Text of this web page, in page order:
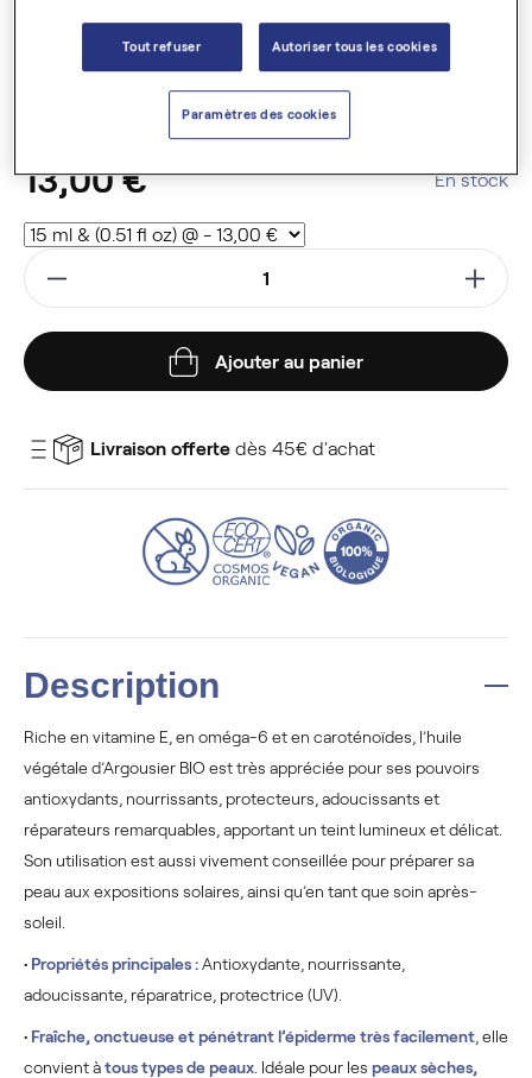
cultivée en Europe.
Huile antioxydante et réparatrice. En savoir plus
13,00 € En stock
Ajouter au panier
Livraison offerte dès 45€ d'achat
Description
Riche en vitamine E, en oméga-6 et en caroténoïdes, l’huile
végétale d’Argousier BIO est très appréciée pour ses pouvoirs
antioxydants, nourrissants, protecteurs, adoucissants et
réparateurs remarquables, apportant un teint lumineux et délicat.
Son utilisation est aussi vivement conseillée pour préparer sa
peau aux expositions solaires, ainsi qu’en tant que soin après-
soleil.
• Propriétés principales :Antioxydante, nourrissante,
adoucissante, réparatrice, protectrice (UV).
• Fraîche, onctueuse et pénétrant l’épiderme très facilement , elle
convient àtous types de peaux . Idéale pour les peaux sèches,
Tout refuser Autoriser tous les cookies
Paramètres des cookies